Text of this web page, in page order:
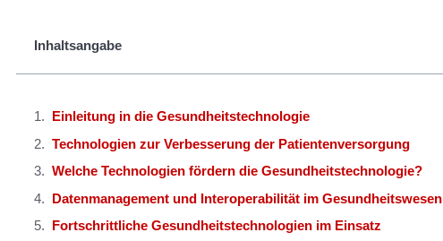
Inhaltsangabe
Einleitung in die Gesundheitstechnologie
Technologien zur Verbesserung der Patientenversorgung
Welche Technologien fördern die Gesundheitstechnologie?
Datenmanagement und Interoperabilität im Gesundheitswesen
Fortschrittliche Gesundheitstechnologien im Einsatz